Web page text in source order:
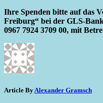
Ihre Spenden bitte auf das
Freiburg“ bei der GLS-
0967 7924 3709 00, mit
Article ByAlexander Gramsch